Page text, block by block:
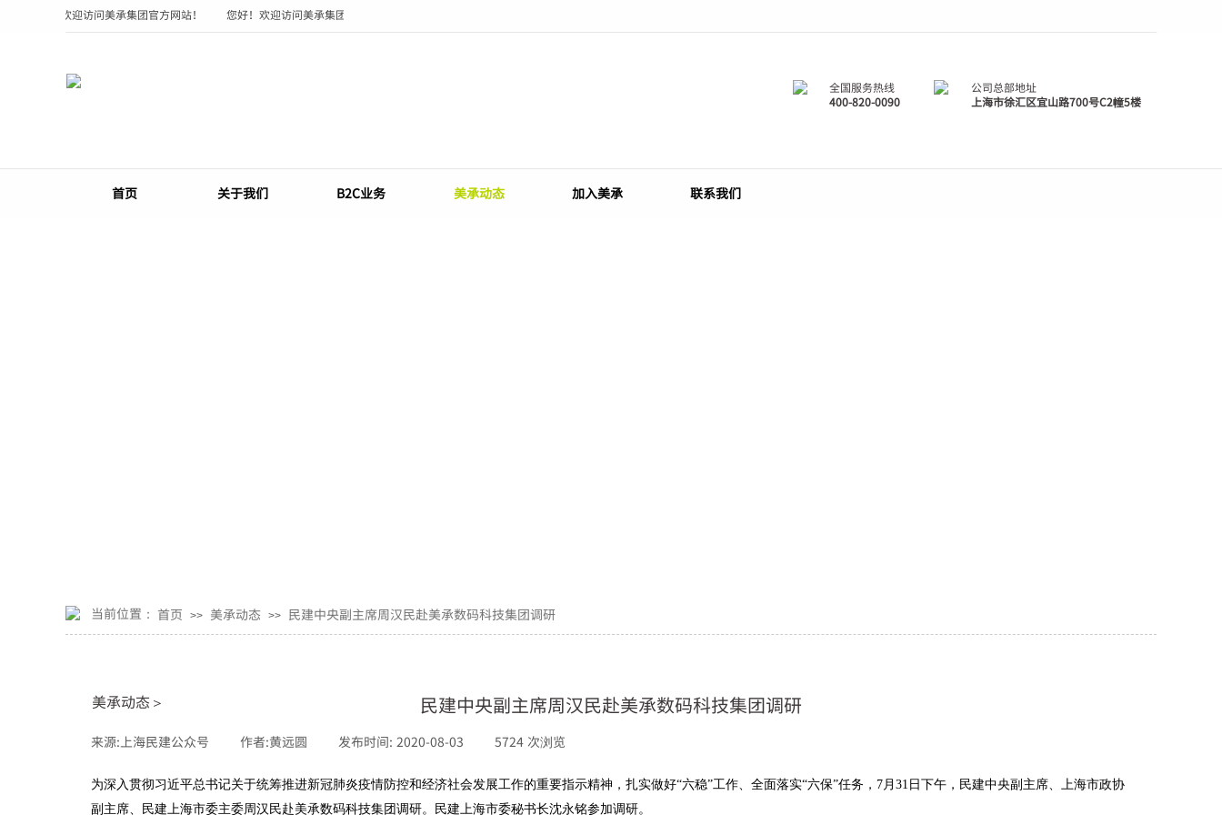
您好！欢迎访问美承集团官方网站！ 您好！欢迎访问美承集团官方网站！
全国服务热线
400-820-0090
公司总部地址
上海市徐汇区宜山路700号C2幢5楼
首页 关于我们 B2C业务 美承动态 加入美承 联系我们
当前位置： 首页 >> 美承动态 >> 民建中央副主席周汉民赴美承数码科技集团调研
民建中央副主席周汉民赴美承数码科技集团调研
来源:上海民建公众号 作者:黄远圆 发布时间: 2020-08-03 5724 次浏览
为深入贯彻习近平总书记关于统筹推进新冠肺炎疫情防控和经济社会发展工作的重要指示精神，扎实做好“六稳”工作、全面落实“六保”任务， 7月 31 日下午，民建中央副主席、上海市政协
副主席、民建上海市委主委周汉民赴美承数码科技集团调研。民建上海市委秘书长沈永铭参加调研。
美承动态＞